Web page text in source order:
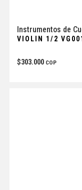
Instrumentos de
VIOLIN 1/2
$303.000 COP